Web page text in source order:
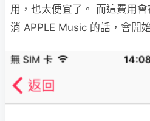
用，也太便宜了。 而這費用
消 APPLE Music 的話，會開